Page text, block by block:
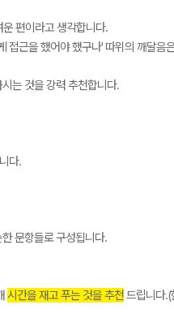
편이라고 생각합니다.
접근을 했어야 했구나' 따위의 깨달음
는 것을 강력 추천합니다.
다.
문항들로 구성됩니다.
시간을 재고 푸는 것을 추천드립니다.(